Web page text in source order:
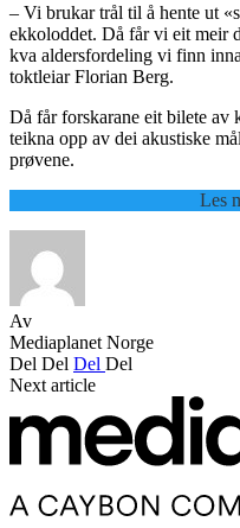
– Vi brukar trål til å hente ut
ekkoloddet. Då får vi eit meir
kva aldersfordeling vi finn
toktleiar Florian Berg.
Då får forskarane eit bilete av
teikna opp av dei akustiske
prøvene.
Les
Av
Mediaplanet Norge
Del Del Del Del
Next article